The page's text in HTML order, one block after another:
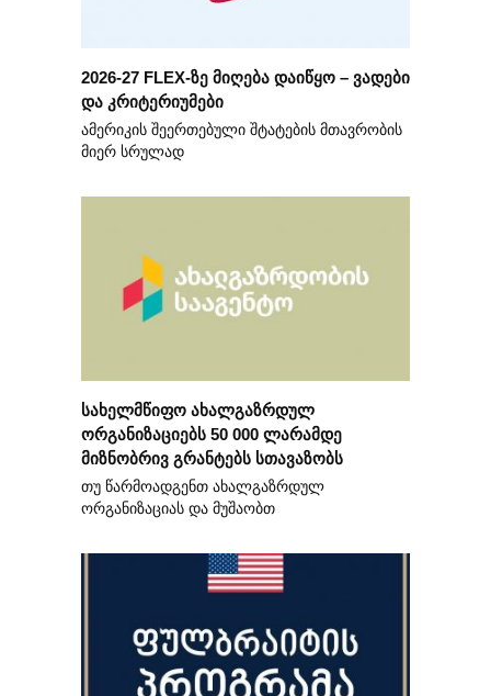
2026-27 FLEX-ზე მიღება დაიწყო – ვადები
და კრიტერიუმები
ამერიკის შეერთებული შტატების მთავრობის
მიერ სრულად
სახელმწიფო ახალგაზრდულ
ორგანიზაციებს 50 000 ლარამდე
მიზნობრივ გრანტებს სთავაზობს
თუ წარმოადგენთ ახალგაზრდულ
ორგანიზაციას და მუშაობთ